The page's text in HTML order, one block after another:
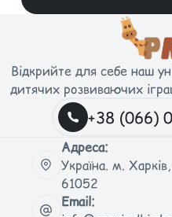
Відкрийте для себе наш
дитячих розвиваючих
+38 (066)
Адреса:
Україна. м.
61052
Email: